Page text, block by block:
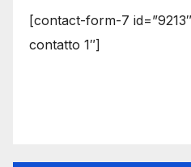
[contact-form-7
contatto 1″]